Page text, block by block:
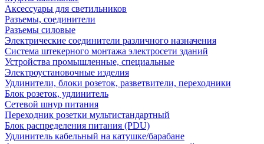
Аксессуары для светильников
Разъемы, соединители
Разъемы силовые
Электрические соединители различного назначения
Система штекерного монтажа электросети зданий
Устройства промышленные, специальные
Электроустановочные изделия
Удлинители, блоки розеток, разветвители, переходники
Блок розеток, удлинитель
Сетевой шнур питания
Переходник розетки мультистандартный
Блок распределения питания (PDU)
Удлинитель кабельный на катушке/барабане